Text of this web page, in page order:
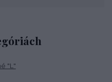
"L"